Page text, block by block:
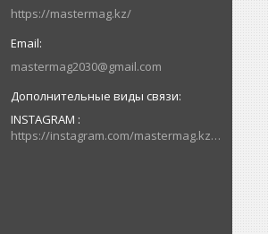
https://mastermag.kz/
mastermag2030@gmail.com
INSTAGRAM
https://instagram.com/mastermag.kz?igshid=NDk5N2NlZjQ=